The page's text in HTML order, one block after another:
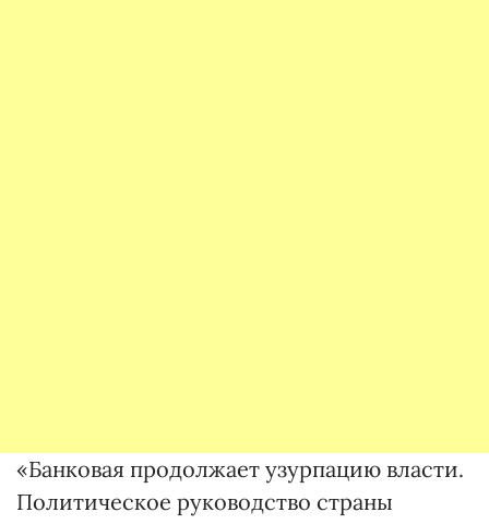
«Банковая продолжает узурпацию власти.
Политическое руководство страны